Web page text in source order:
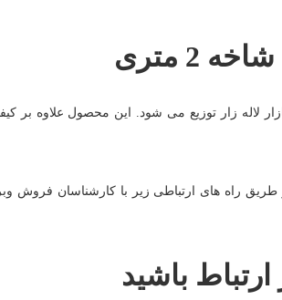
لاله زار توزیع می شود. این محصول علاوه بر
لیست قبمت داکت شیاردار 60*80 برند رعد می توانید از طریق راه های ارتباطی زیر با
باشید